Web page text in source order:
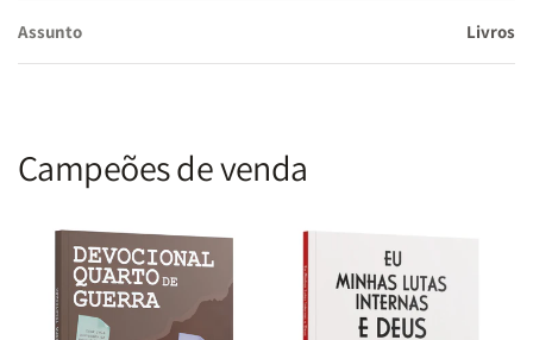
Assunto Livros
Campeões de venda